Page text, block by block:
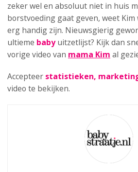
zeker wel en absoluut niet in huis
borstvoeding gaat geven, weet
erg handig zijn. Nieuwsgierig
ultieme babyuitzetlijst? Kijk dan
vorige video van mama Kim al
Accepteer statistieken,
video te bekijken.